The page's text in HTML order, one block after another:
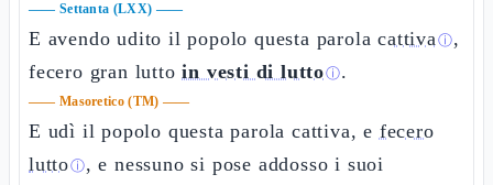
—— Settanta (LXX) ——
E avendo udito il popolo questa parolacattivaⓘ,
fecero gran luttoin vesti di luttoⓘ.
—— Masoretico (TM) ——
E udì il popolo questa parola cattiva, e fecero
luttoⓘ, e nessuno si pose addosso i suoi